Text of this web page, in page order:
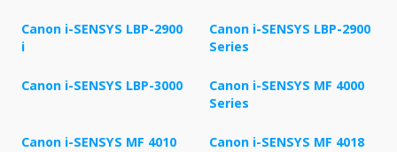
Canon i-SENSYS LBP-2900
i
Canon i-SENSYS LBP-2900
Series
Canon i-SENSYS LBP-3000
Canon i-SENSYS MF 4000
Series
Canon i-SENSYS MF 4010 Canon i-SENSYS MF 4018